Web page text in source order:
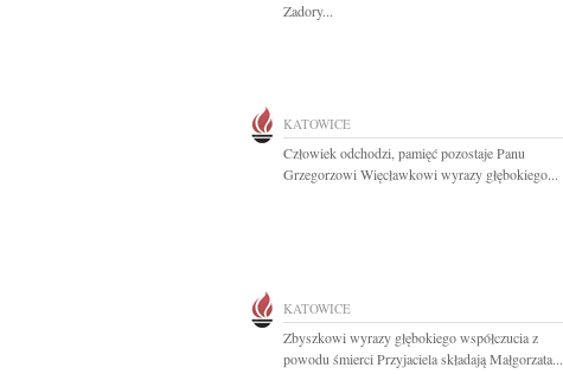
Zadory...
KATOWICE
Człowiek odchodzi, pamięć pozostaje Panu
Grzegorzowi Więcławkowi wyrazy głębokiego...
KATOWICE
Zbyszkowi wyrazy głębokiego współczucia z
powodu śmierci Przyjaciela składają Małgorzata...